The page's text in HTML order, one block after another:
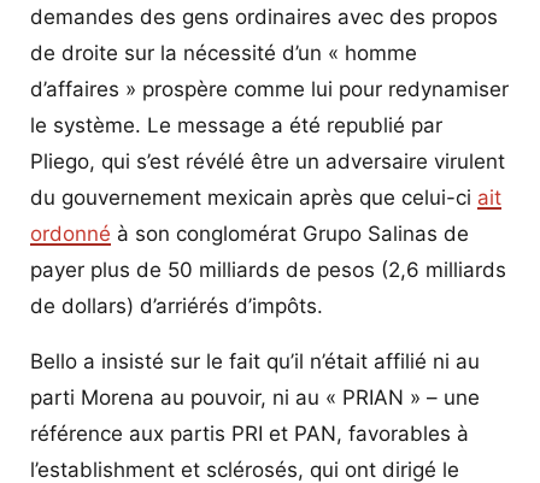
demandes des gens ordinaires avec des propos
de droite sur la nécessité d’un « homme
d’affaires » prospère comme lui pour redynamiser
le système. Le message a été republié par
Pliego, qui s’est révélé être un adversaire virulent
du gouvernement mexicain après que celui-ci ait
ordonné à son conglomérat Grupo Salinas de
payer plus de 50 milliards de pesos (2,6 milliards
de dollars) d’arriérés d’impôts.
Bello a insisté sur le fait qu’il n’était affilié ni au
parti Morena au pouvoir, ni au « PRIAN » – une
référence aux partis PRI et PAN, favorables à
l’establishment et sclérosés, qui ont dirigé le